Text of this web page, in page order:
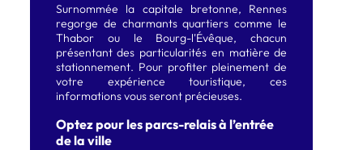
Surnommée la capitale bretonne, Rennes
regorge de charmants quartiers comme le
Thabor ou le Bourg-l'Évêque, chacun
présentant des particularités en matière de
stationnement. Pour profiter pleinement de
votre expérience touristique, ces
informations vous seront précieuses.
Optez pour les parcs-relais à l’entrée
de la ville